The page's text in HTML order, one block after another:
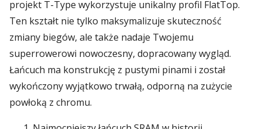
projekt T-Type wykorzystuje unikalny profil FlatTop.
Ten kształt nie tylko maksymalizuje skuteczność
zmiany biegów, ale także nadaje Twojemu
superrowerowi nowoczesny, dopracowany wygląd.
Łańcuch ma konstrukcję z pustymi pinami i został
wykończony wyjątkowo trwałą, odporną na zużycie
powłoką z chromu.